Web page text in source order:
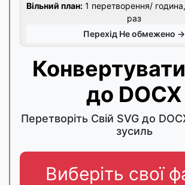
Вільний план: 1 перетворення/
раз
Перехід Не обмежено →
до DOCX
Перетворіть Свій SVG до
зусиль
Виберіть свої